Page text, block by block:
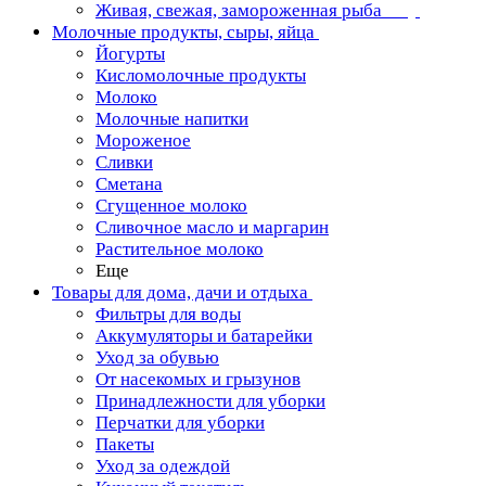
Живая, свежая, замороженная рыба
Молочные продукты, сыры, яйца
Йогурты
Кисломолочные продукты
Молоко
Молочные напитки
Мороженое
Сливки
Сметана
Сгущенное молоко
Сливочное масло и маргарин
Растительное молоко
Еще
Товары для дома, дачи и отдыха
Фильтры для воды
Аккумуляторы и батарейки
Уход за обувью
От насекомых и грызунов
Принадлежности для уборки
Перчатки для уборки
Пакеты
Уход за одеждой